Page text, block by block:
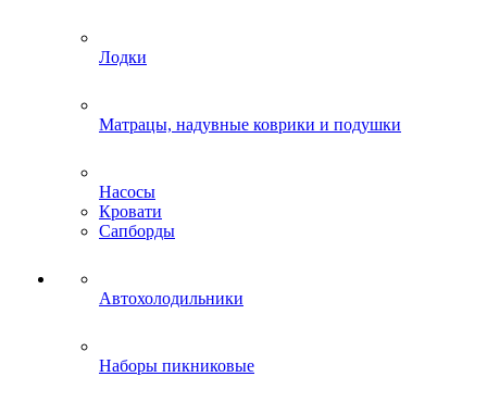
Лодки
Матрацы, надувные коврики и подушки
Насосы
Кровати
Сапборды
Автохолодильники
Наборы пикниковые